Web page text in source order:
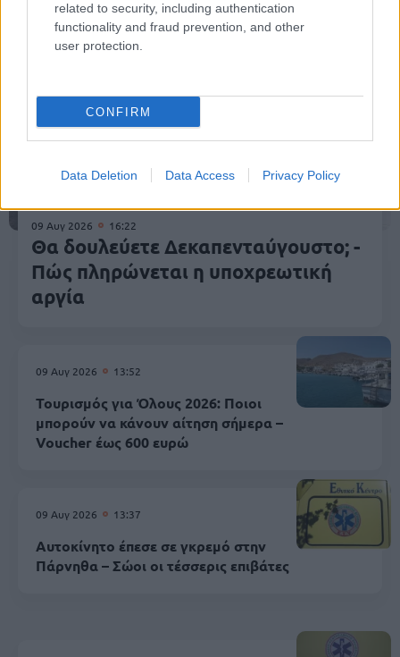
related to security, including authentication
functionality and fraud prevention, and other
user protection.
CONFIRM
Data Deletion Data Access Privacy Policy
09 Αυγ 2026 16:22
Θα δουλεύετε Δεκαπενταύγουστο; -
Πώς πληρώνεται η υποχρεωτική
αργία
09 Αυγ 2026 13:52
Τουρισμός για Όλους 2026: Ποιοι
μπορούν να κάνουν αίτηση σήμερα –
Voucher έως 600 ευρώ
09 Αυγ 2026 13:37
Αυτοκίνητο έπεσε σε γκρεμό στην
Πάρνηθα – Σώοι οι τέσσερις επιβάτες